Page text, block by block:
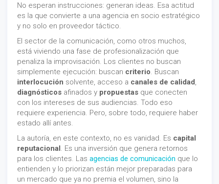
No esperan instrucciones: generan ideas. Esa actitud
es la que convierte a una agencia en socio estratégico
y no solo en proveedor táctico.
El sector de la comunicación, como otros muchos,
está viviendo una fase de profesionalización que
penaliza la improvisación. Los clientes no buscan
simplemente ejecución: buscan criterio. Buscan
interlocución solvente, acceso a canales de calidad,
diagnósticos afinados y propuestas que conecten
con los intereses de sus audiencias. Todo eso
requiere experiencia. Pero, sobre todo, requiere haber
estado allí antes.
La autoría, en este contexto, no es vanidad. Es capital
reputacional. Es una inversión que genera retornos
para los clientes. Las agencias de comunicación que lo
entienden y lo priorizan están mejor preparadas para
un mercado que ya no premia el volumen, sino la